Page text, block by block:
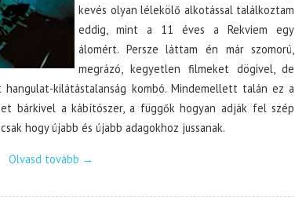
kevés olyan lélekölő alkotással találkoztam
eddig, mint a 11 éves a Rekviem egy
álomért. Persze láttam én már szomorú,
megrázó, kegyetlen filmeket dögivel, de
kilátástalanság kombó. Mindemellett talán ez a
bárkivel a kábítószer, a függők hogyan adják fel szép
hogy újabb és újabb adagokhoz jussanak.
Olvasd tovább →